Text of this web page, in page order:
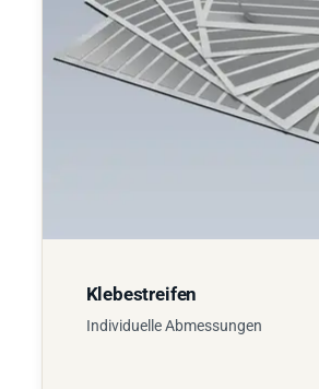
Klebestreifen
Individuelle Abmessungen